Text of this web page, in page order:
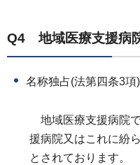
Q4 地域医療支援病
名称独占(法第四条3項)
地域医療支援病院
援病院又はこれに紛
とされております。